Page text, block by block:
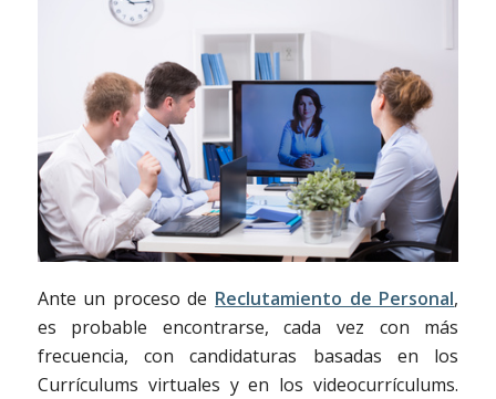
Ante un proceso de Reclutamiento de Personal,
es probable encontrarse, cada vez con más
frecuencia, con candidaturas basadas en los
Currículums virtuales y en los videocurrículums.